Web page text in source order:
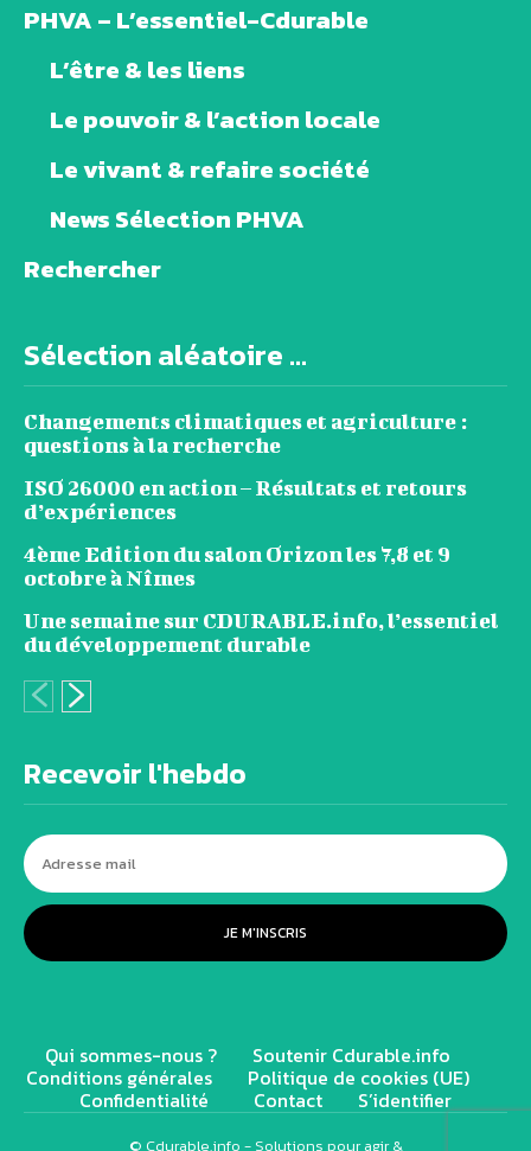
PHVA – L’essentiel-Cdurable
L’être & les liens
Le pouvoir & l’action locale
Le vivant & refaire société
News Sélection PHVA
Rechercher
Sélection aléatoire ...
Changements climatiques et agriculture :
questions à la recherche
ISO 26000 en action – Résultats et retours
d’expériences
4ème Edition du salon Orizon les 7,8 et 9
octobre à Nîmes
Une semaine sur CDURABLE.info, l’essentiel
du développement durable
Recevoir l'hebdo
JE M'INSCRIS
Qui sommes-nous ? Soutenir Cdurable.info
Conditions générales Politique de cookies (UE)
Confidentialité Contact S’identifier
© Cdurable.info - Solutions pour agir &